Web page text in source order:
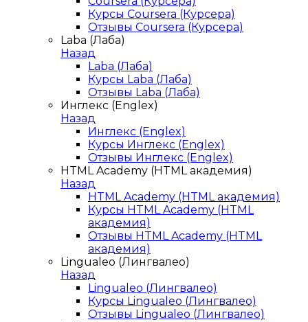
Курсы Coursera (Курсера)
Отзывы Coursera (Курсера)
Laba (Лаба)
Назад
Laba (Лаба)
Курсы Laba (Лаба)
Отзывы Laba (Лаба)
Инглекс (Englex)
Назад
Инглекс (Englex)
Курсы Инглекс (Englex)
Отзывы Инглекс (Englex)
HTML Academy (HTML академия)
Назад
HTML Academy (HTML академия)
Курсы HTML Academy (HTML
академия)
Отзывы HTML Academy (HTML
академия)
Lingualeo (Лингвалео)
Назад
Lingualeo (Лингвалео)
Курсы Lingualeo (Лингвалео)
Отзывы Lingualeo (Лингвалео)